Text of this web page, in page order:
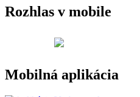
Rozhlas v mobile
Mobilná aplikácia